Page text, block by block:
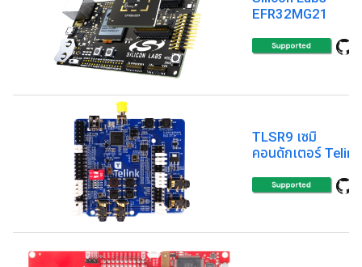
EFR32MG21
TLSR9 เซมิ
คอนดักเตอร์ Telink